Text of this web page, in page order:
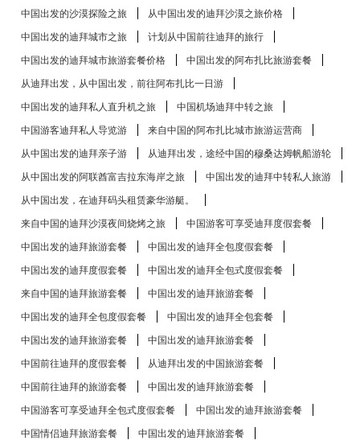
中国出发的沙漠探险之旅
从中国出发的迪拜沙漠之旅价格
中国出发的迪拜城市之旅
计划从中国前往迪拜的旅行
中国出发的迪拜城市旅游套餐价格
中国出发的阿布扎比​​旅游套餐
从迪拜出发，从中国出发，前往阿布扎比一日游
中国出发的迪拜私人直升机之旅
中国机场迪拜中转之旅
中国游客迪拜私人导览游
来自中国的阿布扎比​​城市旅游运营商
从中国出发的迪拜亲子游
从迪拜出发，途经中国的穆桑达姆帆船游轮
从中国出发的阿联酋富吉拉东海岸之旅
中国出发的迪拜中转私人旅游
从中国出发，在迪拜码头租赁豪华游艇。
来自中国的迪拜沙漠夜间烧烤之旅
中国游客可享受迪拜度假套餐
中国出发的迪拜旅游套餐
中国出发的迪拜全包度假套餐
中国出发的迪拜度假套餐
中国出发的迪拜全包式度假套餐
来自中国的迪拜旅游套餐
中国出发的迪拜旅游套餐
中国出发的迪拜全包度假套餐
中国出发的迪拜全包套餐
中国出发的迪拜旅游套餐
中国出发的迪拜旅游套餐
中国前往迪拜的度假套餐
从迪拜出发的中国旅游套餐
中国前往迪拜的旅游套餐
中国出发的迪拜旅游套餐
中国游客可享受迪拜全包式度假套餐
中国出发的迪拜旅游套餐
中国情侣迪拜旅游套餐
中国出发的迪拜旅游套餐